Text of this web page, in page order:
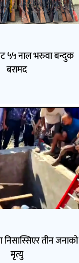
५५ नाल भरुवा बन्दुक
बरामद
निसास्सिएर तीन जनाको
मृत्यु